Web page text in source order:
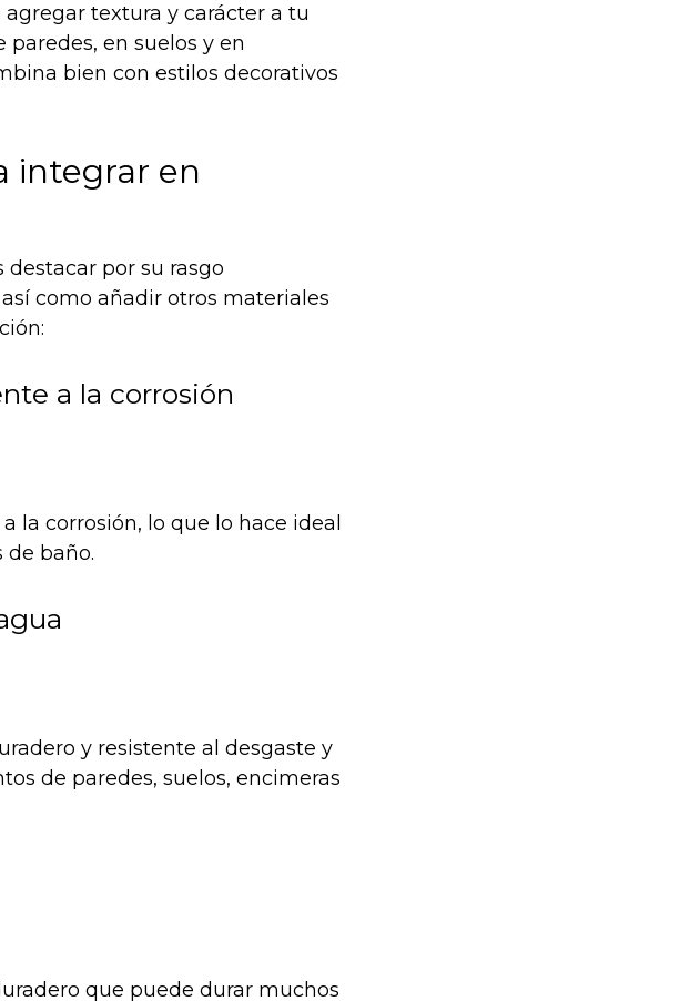
textura y carácter a tu
en suelos y en
bien con estilos decorativos
integrar en
por su rasgo
como añadir otros materiales
a la corrosión
la corrosión, lo que lo hace ideal
de baño.
y resistente al desgaste y
de paredes, suelos, encimeras
que puede durar muchos